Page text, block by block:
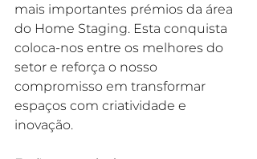
mais importantes prémios da área
do Home Staging. Esta conquista
coloca-nos entre os melhores do
setor e reforça o nosso
compromisso em transformar
espaços com criatividade e
inovação.